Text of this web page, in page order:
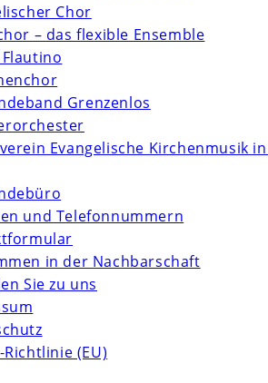
Chor
– das flexible Ensemble
Grenzenlos
Evangelische Kirchenmusik
und Telefonnummern
in der Nachbarschaft
Sie zu uns
Richtlinie (EU)